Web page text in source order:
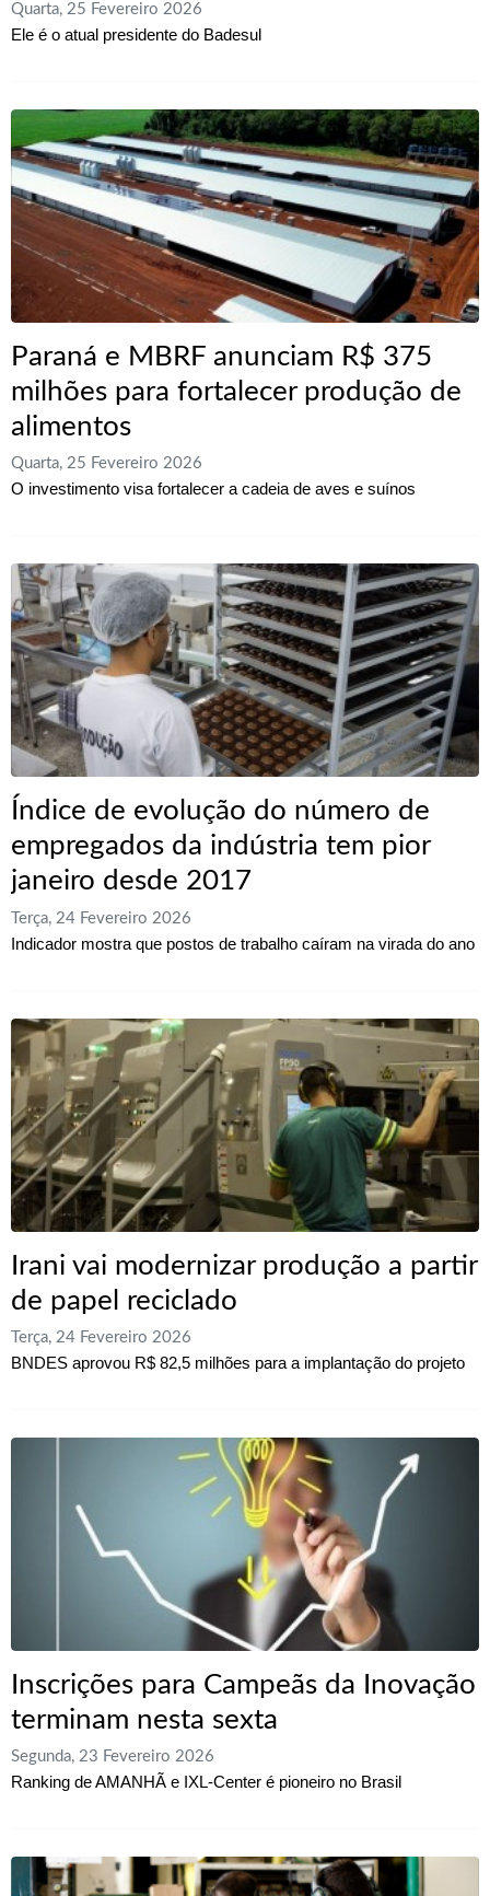
Quarta, 25 Fevereiro 2026
Ele é o atual presidente do Badesul
Paraná e MBRF anunciam R$ 375
milhões para fortalecer produção de
alimentos
Quarta, 25 Fevereiro 2026
O investimento visa fortalecer a cadeia de aves e suínos
Índice de evolução do número de
empregados da indústria tem pior
janeiro desde 2017
Terça, 24 Fevereiro 2026
Indicador mostra que postos de trabalho caíram na virada do ano
Irani vai modernizar produção a partir
de papel reciclado
Terça, 24 Fevereiro 2026
BNDES aprovou R$ 82,5 milhões para a implantação do projeto
Inscrições para Campeãs da Inovação
terminam nesta sexta
Segunda, 23 Fevereiro 2026
Ranking de AMANHÃ e IXL-Center é pioneiro no Brasil